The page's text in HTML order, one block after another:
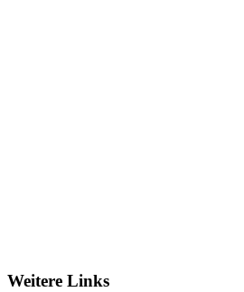
Weitere Links